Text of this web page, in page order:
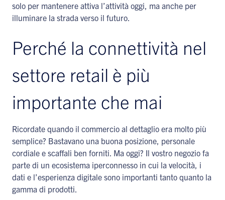
solo per mantenere attiva l’attività oggi, ma anche per
illuminare la strada verso il futuro.
Perché la connettività nel
settore retail è più
importante che mai
Ricordate quando il commercio al dettaglio era molto più
semplice? Bastavano una buona posizione, personale
cordiale e scaffali ben forniti. Ma oggi? Il vostro negozio fa
parte di un ecosistema iperconnesso in cui la velocità, i
dati e l’esperienza digitale sono importanti tanto quanto la
gamma di prodotti.